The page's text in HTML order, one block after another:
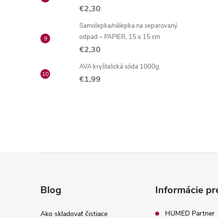
€2,30
Samolepka/nálepka na separovaný
odpad – PAPIER, 15 x 15 cm
€2,30
AVA kryštalická sóda 1000g
€1,99
Blog
Ako skladovať čistiace
Informácie
HUMED Partner